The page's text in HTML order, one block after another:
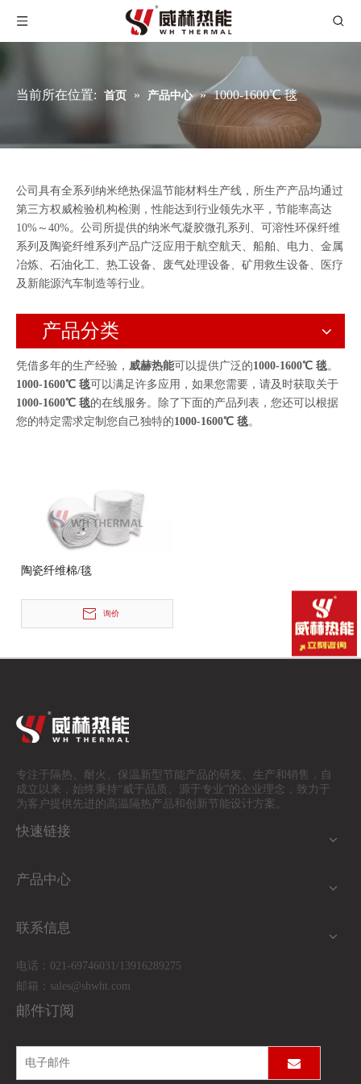
当前所在位置: 首页 » 产品中心 » 1000-1600℃ 毯
公司具有全系列纳米绝热保温节能材料生产线，所生产产品均通过
第三方权威检验机构检测，性能达到行业领先水平，节能率高达
10%～40%。公司所提供的纳米气凝胶微孔系列、可溶性环保纤维
系列及陶瓷纤维系列产品广泛应用于航空航天、船舶、电力、金属
冶炼、石油化工、热工设备、废气处理设备、矿用救生设备、医疗
及新能源汽车制造等行业。
产品分类
凭借多年的生产经验， 威赫热能可以提供广泛的1000-1600℃ 毯。
1000-1600℃ 毯可以满足许多应用，如果您需要，请及时获取关于
1000-1600℃ 毯的在线服务。除了下面的产品列表，您还可以根据
您的特定需求定制您自己独特的1000-1600℃ 毯。
陶瓷纤维棉/毯
询价
专注于隔热、耐火、保温 新型节能产品的研发、生产和销售，自
成立以来，始终秉持“威于品质、源于专业”的企业理念，致力于
为客户提供先进的高温隔热产品和创新节能设计方案。
快速链接
产品中心
联系信息
电话：021-69746031/13916289275
邮箱： sales@shwht.com
邮件订阅